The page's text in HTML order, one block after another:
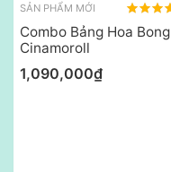
SẢN PHẨM MỚI
Combo Bảng Hoa Bong
Cinamoroll
1,090,000₫